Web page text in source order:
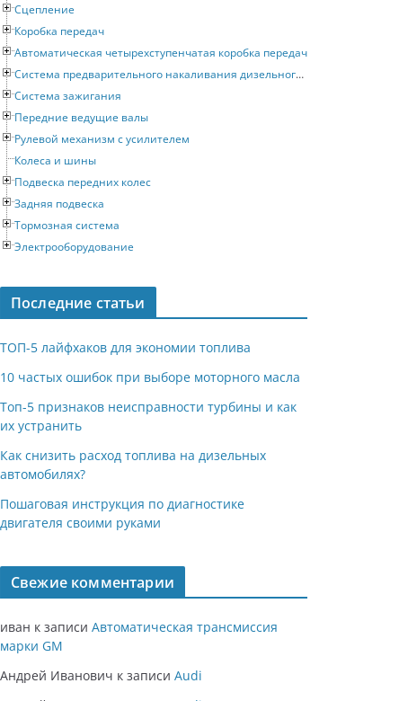
Сцепление
Коробка передач
Автоматическая четырехступенчатая коробка передач
Система предварительного накаливания дизельного двигателя
Система зажигания
Передние ведущие валы
Рулевой механизм с усилителем
Колеса и шины
Подвеска передних колес
Задняя подвеска
Тормозная система
Электрооборудование
Последние статьи
ТОП-5 лайфхаков для экономии топлива
10 частых ошибок при выборе моторного масла
Топ-5 признаков неисправности турбины и как
их устранить
Как снизить расход топлива на дизельных
автомобилях?
Пошаговая инструкция по диагностике
двигателя своими руками
Свежие комментарии
иван к записи Автоматическая трансмиссия
марки GM
Андрей Иванович к записи Audi